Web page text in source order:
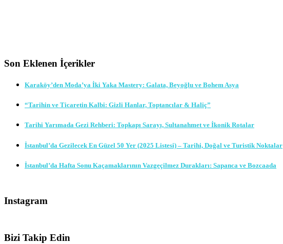
Son Eklenen İçerikler
Karaköy’den Moda’ya İki Yaka Mastery: Galata, Beyoğlu ve Bohem Asya
“Tarihin ve Ticaretin Kalbi: Gizli Hanlar, Toptancılar & Haliç”
Tarihi Yarımada Gezi Rehberi: Topkapı Sarayı, Sultanahmet ve İkonik Rotalar
İstanbul’da Gezilecek En Güzel 50 Yer (2025 Listesi) – Tarihi, Doğal ve Turistik Noktalar
İstanbul’da Hafta Sonu Kaçamaklarının Vazgeçilmez Durakları: Sapanca ve Bozcaada
Instagram
Bizi Takip Edin